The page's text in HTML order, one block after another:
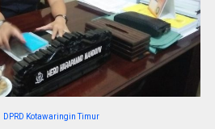
DPRD Kotawaringin Timur